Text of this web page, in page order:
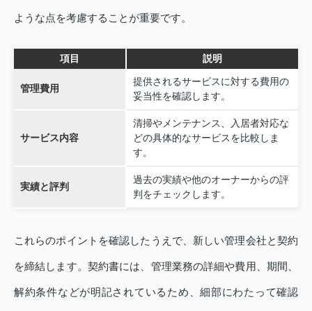
ような点を考慮することが重要です。
項目 説明
管理費用
提供されるサービスに対する費用の
妥当性を確認します。
サービス内容
清掃やメンテナンス、入居者対応な
どの具体的なサービスを比較しま
す。
実績と評判
過去の実績や他のオーナーからの評
判をチェックします。
これらのポイントを確認したうえで、新しい管理会社と契約
を締結します。契約書には、管理業務の詳細や費用、期間、
解約条件などが明記されているため、細部にわたって確認